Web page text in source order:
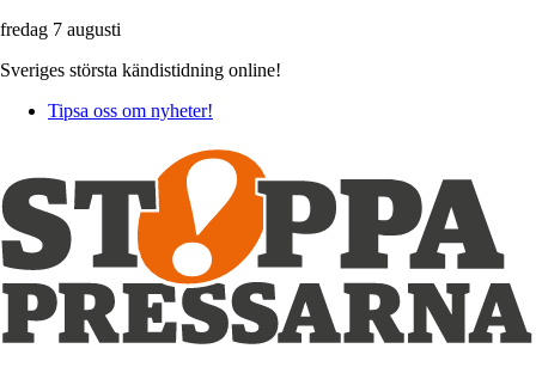
fredag 7 augusti
Sveriges största kändistidning online!
Tipsa oss om nyheter!